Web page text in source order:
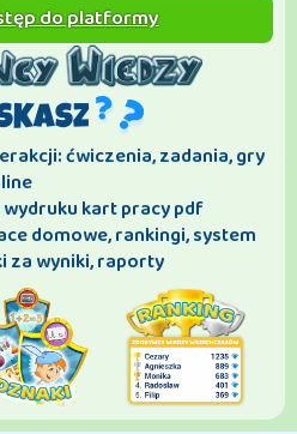
do platformy
ćwiczenia, zadania, gry
kart pracy pdf
domowe, rankingi, system
za wyniki, raporty